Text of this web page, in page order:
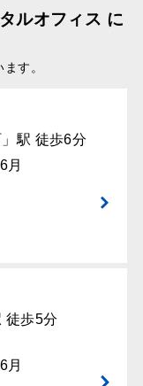
ルオフィス に
す。
駅 徒歩6分
月
徒歩5分
月